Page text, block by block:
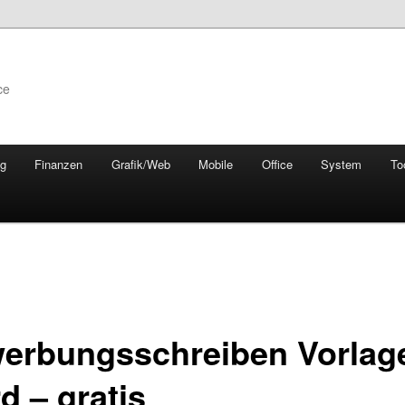
Finanzen Grafik/Web Mobile Office System
– gratis